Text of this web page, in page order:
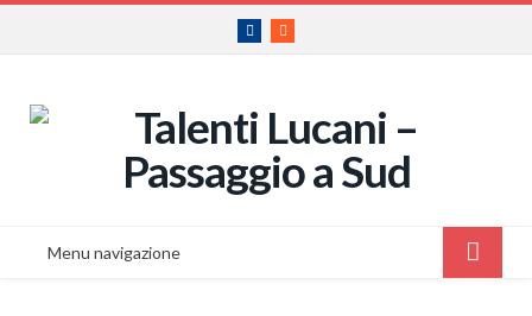
Facebook
RSS
Menu navigazione